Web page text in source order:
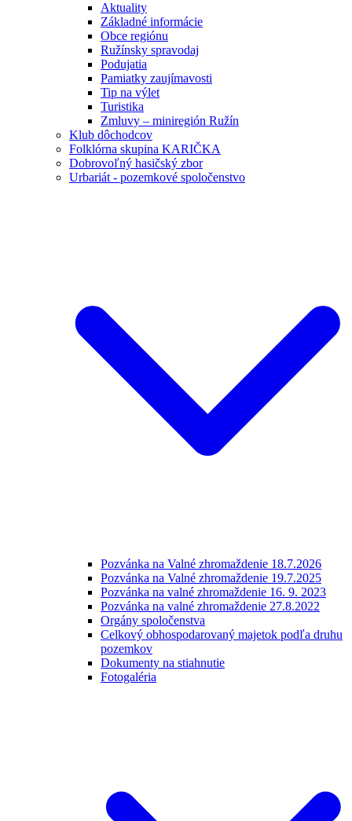
Aktuality
Základné informácie
Obce regiónu
Ružínsky spravodaj
Podujatia
Pamiatky zaujímavosti
Tip na výlet
Turistika
Zmluvy – miniregión Ružín
Klub dôchodcov
Folklórna skupina KARIČKA
Dobrovoľný hasičský zbor
Urbariát - pozemkové spoločenstvo
Pozvánka na Valné zhromaždenie 18.7.2026
Pozvánka na Valné zhromaždenie 19.7.2025
Pozvánka na valné zhromaždenie 16. 9. 2023
Pozvánka na valné zhromaždenie 27.8.2022
Orgány spoločenstva
Celkový obhospodarovaný majetok podľa druhu
pozemkov
Dokumenty na stiahnutie
Fotogaléria